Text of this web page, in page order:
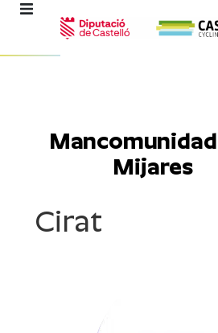
Aller
Mijares
Cirat